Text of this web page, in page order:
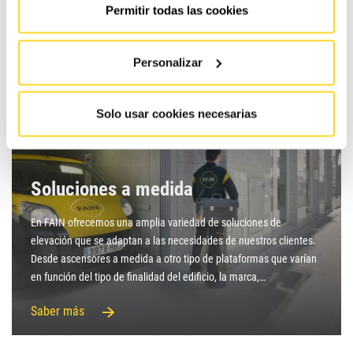
Permitir todas las cookies
Personalizar
Solo usar cookies necesarias
Soluciones a medida
En FAIN ofrecemos una amplia variedad de soluciones de
elevación que se adaptan a las necesidades de nuestros clientes.
Desde ascensores a medida a otro tipo de plataformas que varían
en función del tipo de finalidad del edificio, la marca,…
Saber más